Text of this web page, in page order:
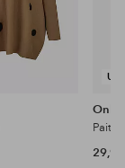
Only
Paita
29,99